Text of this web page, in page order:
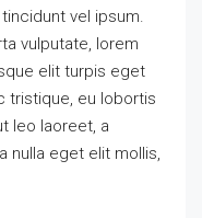
vel ipsum.
vulputate, lorem
elit turpis eget
tristique, eu lobortis
leo laoreet, a
nulla eget elit mollis,